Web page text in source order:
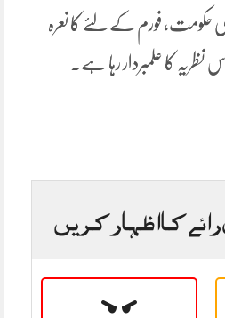
حکومت، فورم کے لئے کا نعرہ
نظریہ کا علمبردار رہا ہے۔
کا اظہار کریں